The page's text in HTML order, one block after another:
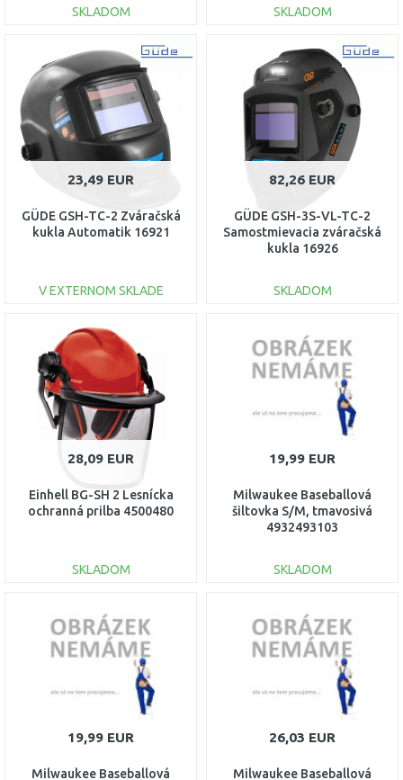
SKLADOM
DO KOŠÍKA
Porovnať
SKLADOM
DO KOŠÍKA
Porovnať
23,49 EUR
GÜDE GSH-TC-2 Zváračská
kukla Automatik 16921
V EXTERNOM SKLADE
DO KOŠÍKA
Porovnať
82,26 EUR
GÜDE GSH-3S-VL-TC-2
Samostmievacia zváračská
kukla 16926
SKLADOM
Porovnať
28,09 EUR
Einhell BG-SH 2 Lesnícka
ochranná prilba 4500480
SKLADOM
Porovnať
19,99 EUR
Milwaukee Baseballová
šiltovka S/M, tmavosivá
4932493103
SKLADOM
Porovnať
19,99 EUR
Milwaukee Baseballová
26,03 EUR
Milwaukee Baseballová